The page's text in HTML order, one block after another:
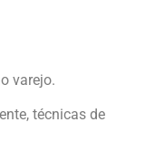
varejo.
técnicas de